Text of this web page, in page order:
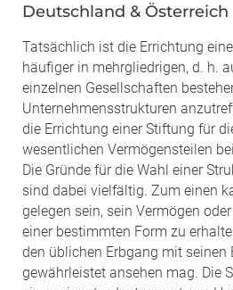
Deutschland & Österreich
Tatsächlich ist die Errichtung
häufiger in mehrgliedrigen, d. h.
einzelnen Gesellschaften
Unternehmensstrukturen
die Errichtung einer Stiftung für
wesentlichen Vermögensteilen
Die Gründe für die Wahl einer
sind dabei vielfältig. Zum einen
gelegen sein, sein Vermögen
einer bestimmten Form zu
den üblichen Erbgang mit seinen
gewährleistet ansehen mag. Die